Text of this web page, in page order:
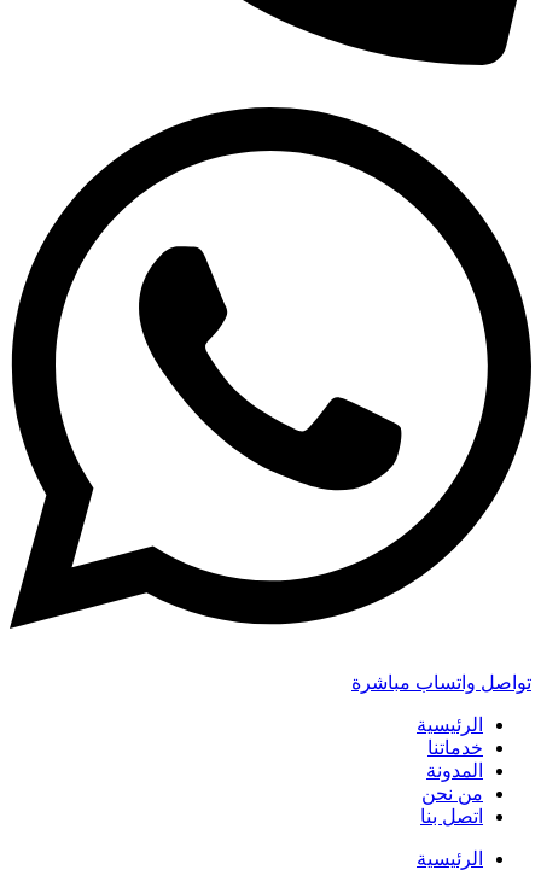
تواصل واتساب مباشرة
الرئيسية
خدماتنا
المدونة
من نحن
اتصل بنا
الرئيسية